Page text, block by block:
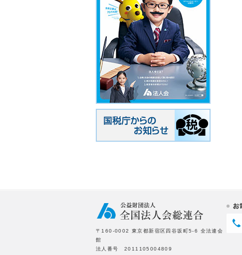
〒160-0002 東京都新宿区四谷坂町5-6 全法連会
館
法人番号 2011105004809